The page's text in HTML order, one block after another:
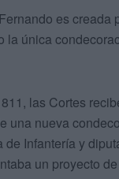
es
única
las Cortes
una nueva
Infantería y
un proyecto